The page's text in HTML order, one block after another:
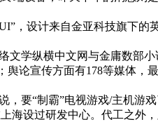
，设计来自金亚科技旗下的
学纵横中文网与金庸数部
论宣传方面有178等媒体，
要“制霸”电视游戏/主机游戏
海设过研发中心。代工之外